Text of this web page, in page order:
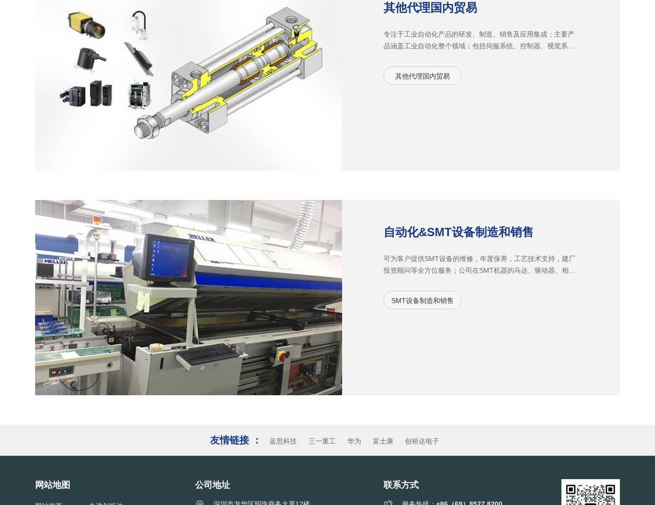
其他代理国内贸易
专注于工业自动化产品的研发、制造、销售及应用集成；主要产
品涵盖工业自动化整个领域；包括伺服系统、控制器、视觉系
其他代理国内贸易
自动化&SMT设备制造和销售
可为客户提供SMT设备的维修，年度保养，工艺技术支持，建厂
投资顾问等全方位服务；公司在SMT机器的马达、驱动器、相关
经验已经向其它工控领域辐射。可提供进口塑胶机，点胶机、印
刷机，AOI，其它品牌SMT等设备的马达，驱动器，液晶显示器
SMT设备制造和销售
友情链接 ： 蓝思科技 三一重工 华为 富士康 创裕达电子
网站地图 公司地址 联系方式